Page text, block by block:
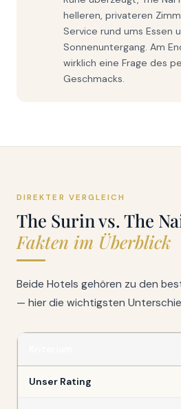
helleren, privateren
Service rund ums Essen
Sonnenuntergang. Am
wirklich eine Frage des
Geschmacks.
DIREKTER VERGLEICH
The Surin vs. The
Fakten im Überblick
Beide Hotels gehören zu den
— hier die wichtigsten
Unser Rating